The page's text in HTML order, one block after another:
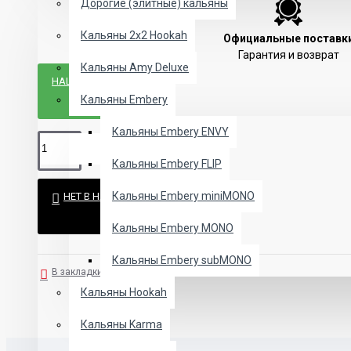
Дорогие (элитные) кальяны
Кальяны 2х2 Hookah
Кальяны Amy Deluxe
Кальяны Embery
Кальяны Embery ENVY
Кальяны Embery FLIP
Кальяны Embery miniMONO
Кальяны Embery MONO
Кальяны Embery subMONO
Кальяны Hookah
Кальяны Karma
Официальные
Гарантия и возврат
НАШЛИ ДЕШЕВЛЕ?
НЕТ В НАЛИЧИИ
В закладки